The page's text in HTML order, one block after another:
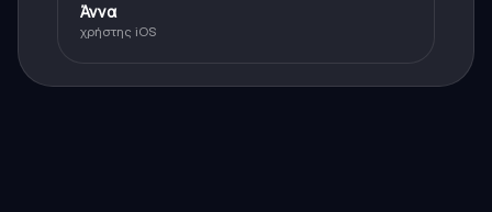
Άννα
χρήστης iOS